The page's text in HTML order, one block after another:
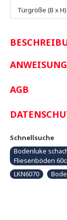
Türgröße (B x H)
AGB
Schnellsuche
Bodenluke
Fliesenböden
LKN6070